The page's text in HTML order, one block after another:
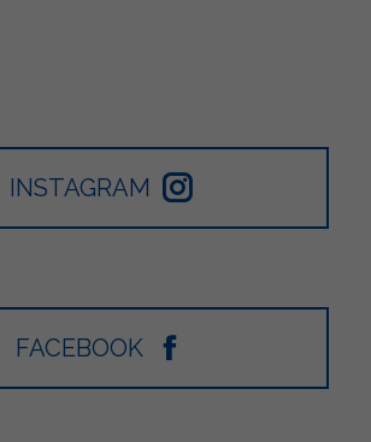
INSTAGRAM
FACEBOOK